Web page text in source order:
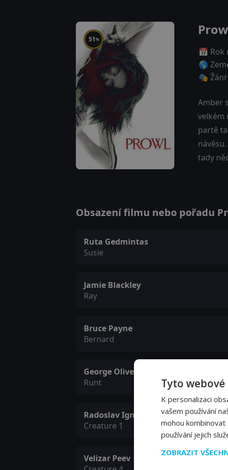
51%
📅 Rok
🌎
🎭
Amber
velkém
partě
tady
Obsazení filmu nebo pořadu
Ruta Gedmintas
Susie
Jamie Blackley
Ray
Bruce Payne
Bernard
George Oliver
Runt
Radoslav Ignatov
Creature 1
Velizar Peev
Tyto
K personalizaci
vašem používání
mohou
používání jejich
ZOBRAZIT